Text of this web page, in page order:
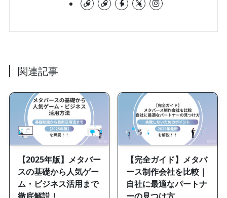
関連記事
【2025年版】メタバー
スの基礎から人気ゲー
ム・ビジネス活用まで
【完全ガイド】メタバ
ース制作会社を比較｜
自社に最適なパートナ